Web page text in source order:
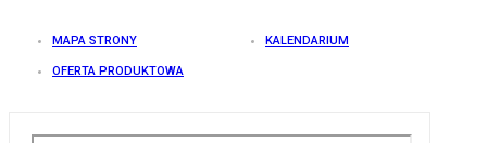
MAPA STRONY KALENDARIUM
OFERTA PRODUKTOWA